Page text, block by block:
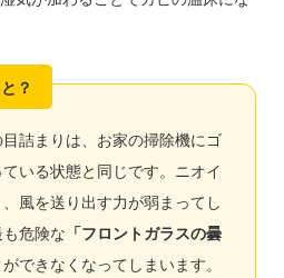
詰まりは、お家の掃除機にゴ
いる状態と同じです。ニオイ
風を送り出す力が弱まってし
危険な 「フロントガラスの曇
できなくなってしまいます。